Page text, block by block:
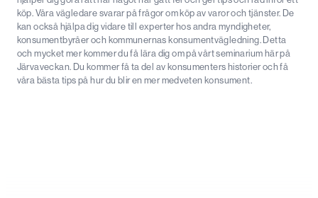
köp. Våra vägledare svarar på frågor om köp av varor och tjänster. De
kan också hjälpa dig vidare till experter hos andra myndigheter,
konsumentbyråer och kommunernas konsumentvägledning. Detta
och mycket mer kommer du få lära dig om på vårt seminarium här på
Järvaveckan. Du kommer få ta del av konsumenters historier och få
våra bästa tips på hur du blir en mer medveten konsument.